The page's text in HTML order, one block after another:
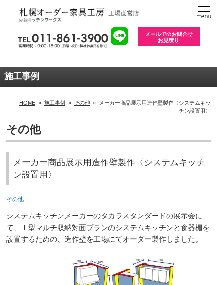
メールでのお問合せ
お見積り
施工事例
HOME» 施工事例 » その他»
メーカー商品展示用造作壁製作〈システムキッ
チン設置用〉
その他
メーカー商品展示用造作壁製作〈システムキッチ
ン設置用〉
その他
システムキッチンメーカーのタカラスタンダードの展示会に
て、Ｉ型マルチ収納対面プランのシステムキッチンと食器棚を
設置するための、造作壁を工場にてオーダー製作しました。